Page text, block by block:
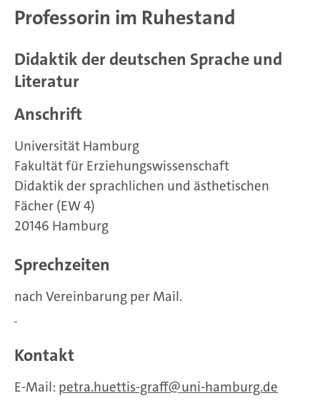
Professorin im Ruhestand
Didaktik der deutschen Sprache und
Literatur
Anschrift
Universität Hamburg
Fakultät für Erziehungswissenschaft
Didaktik der sprachlichen und ästhetischen
Fächer (EW 4)
20146 Hamburg
Sprechzeiten
nach Vereinbarung per Mail.
Kontakt
E-Mail: petra.huettis-graff uni-hamburg.de